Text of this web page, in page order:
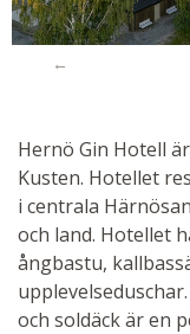
Hernö Gin Hotell
Kusten. Hotellet
i centrala
och land. Hotellet
ångbastu,
och soldäck är en